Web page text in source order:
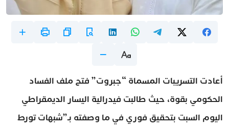
أعادت التسريبات المسماة “جبروت” فتح ملف الفساد
الحكومي بقوة، حيث طالبت فيدرالية اليسار الديمقراطي
اليوم السبت بتحقيق فوري في ما وصفته بـ”شبهات تورط